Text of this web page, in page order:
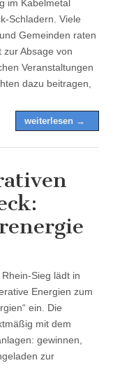
im Kabelmetal
Schladern. Viele
Gemeinden raten
zur Absage von
Veranstaltungen
dazu beitragen,
weiterlesen →
Sieg lädt in
Energien zum
ein. Die
mit dem
gewinnen,
zur